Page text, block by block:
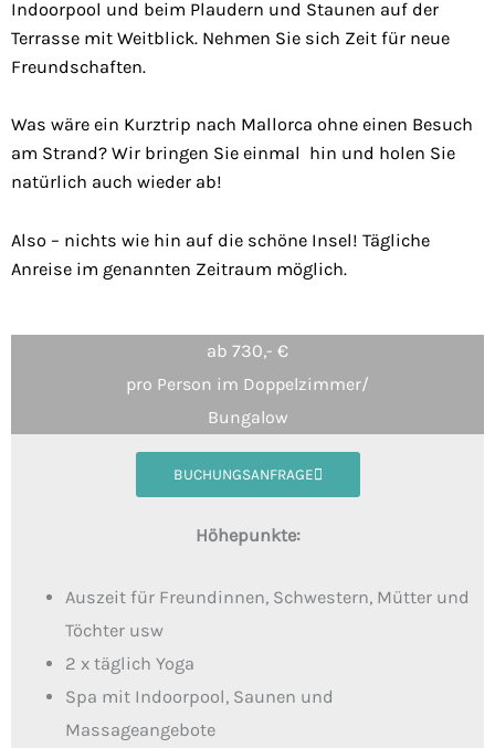
Indoorpool und beim Plaudern und Staunen auf der
Terrasse mit Weitblick. Nehmen Sie sich Zeit für neue
Freundschaften.
Was wäre ein Kurztrip nach Mallorca ohne einen Besuch
am Strand? Wir bringen Sie einmal hin und holen Sie
natürlich auch wieder ab!
Also – nichts wie hin auf die schöne Insel! Tägliche
Anreise im genannten Zeitraum möglich.
ab 730,- €
pro Person im Doppelzimmer/
Bungalow
BUCHUNGSANFRAGE
Höhepunkte:
Auszeit für Freundinnen, Schwestern, Mütter und
Töchter usw
2 x täglich Yoga
Spa mit Indoorpool, Saunen und
Massageangebote